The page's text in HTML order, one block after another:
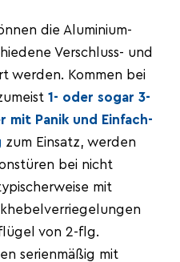
die Aluminium-
Verschluss- und
werden. Kommen bei
1- oder sogar 3-
mit Panik und Einfach-
zum Einsatz, werden
bei nicht
mit
von 2-flg.
serienmäßig mit